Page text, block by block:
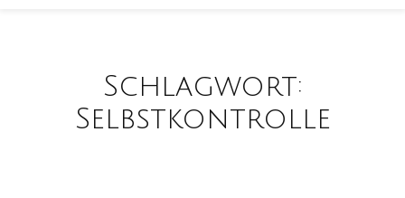
Schlagwort:
Selbstkontrolle